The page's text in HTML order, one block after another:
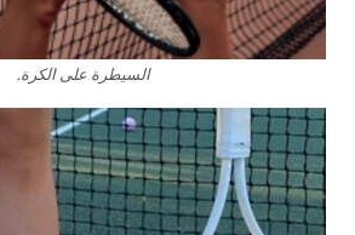
السيطرة على الكرة.